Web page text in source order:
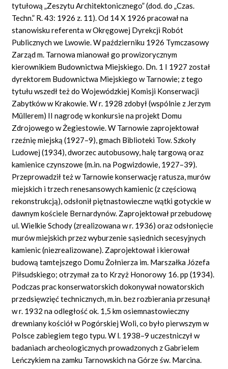
tytułową „Zeszytu Architektonicznego” (dod. do „Czas.
Techn.” R. 43: 1926 z. 11). Od 14 X 1926 pracował na
stanowisku referenta w Okręgowej Dyrekcji Robót
Publicznych we Lwowie. W październiku 1926 Tymczasowy
Zarząd m. Tarnowa mianował go prowizorycznym
kierownikiem Budownictwa Miejskiego. Dn. 1 I 1927 został
dyrektorem Budownictwa Miejskiego w Tarnowie; z tego
tytułu wszedł też do Wojewódzkiej Komisji Konserwacji
Zabytków w Krakowie. W r. 1928 zdobył (wspólnie z Jerzym
Müllerem) II nagrodę w konkursie na projekt Domu
Zdrojowego w Żegiestowie. W Tarnowie zaprojektował
rzeźnię miejską (1927–9), gmach Biblioteki Tow. Szkoły
Ludowej (1934), dworzec autobusowy, halę targową oraz
kamienice czynszowe (m.in. na Pogwizdowie, 1927–39).
Przeprowadził też w Tarnowie konserwację ratusza, murów
miejskich i trzech renesansowych kamienic (z częściową
rekonstrukcją), odsłonił piętnastowieczne wątki gotyckie w
dawnym kościele Bernardynów. Zaprojektował przebudowę
ul. Wielkie Schody (zrealizowana w r. 1936) oraz odsłonięcie
murów miejskich przez wyburzenie sąsiednich secesyjnych
kamienic (niezrealizowane). Zaprojektował i kierował
budową tamtejszego Domu Żołnierza im. Marszałka Józefa
Piłsudskiego; otrzymał za to Krzyż Honorowy 16. pp (1934).
Podczas prac konserwatorskich dokonywał nowatorskich
przedsięwzięć technicznych, m.in. bez rozbierania przesunął
w r. 1932 na odległość ok. 1,5 km osiemnastowieczny
drewniany kościół w Pogórskiej Woli, co było pierwszym w
Polsce zabiegiem tego typu. W l. 1938–9 uczestniczył w
badaniach archeologicznych prowadzonych z Gabrielem
Leńczykiem na zamku Tarnowskich na Górze św. Marcina.